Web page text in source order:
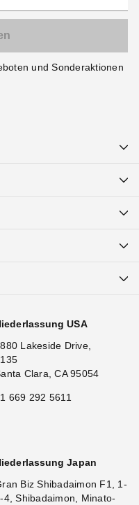
und Sonderaktionen
USA
Lakeside Drive,
Clara, CA 95054
669 292 5611
Japan
Biz Shibadaimon F1, 1-
4, Shibadaimon, Minato-